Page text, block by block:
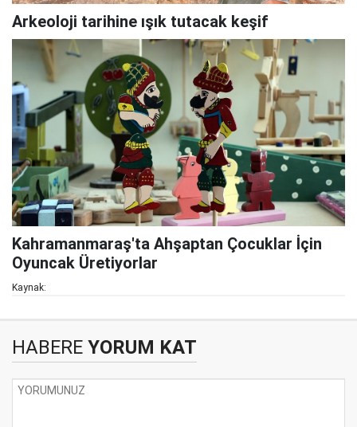
Arkeoloji tarihine ışık tutacak keşif
Kahramanmaraş'ta Ahşaptan Çocuklar İçin
Oyuncak Üretiyorlar
Kaynak:
HABERE YORUM KAT